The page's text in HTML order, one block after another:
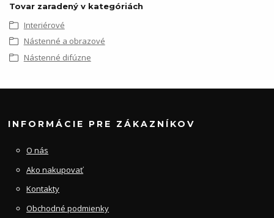
Tovar zaradený v kategóriách
Interiérové
Nástenné a obrazové
Nástenné difúzne
INFORMÁCIE PRE ZÁKAZNÍKOV
O nás
Ako nakupovať
Kontakty
Obchodné podmienky